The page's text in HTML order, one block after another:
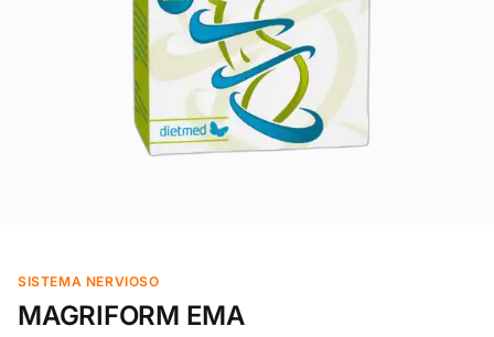
SISTEMA NERVIOSO
MAGRIFORM EMA